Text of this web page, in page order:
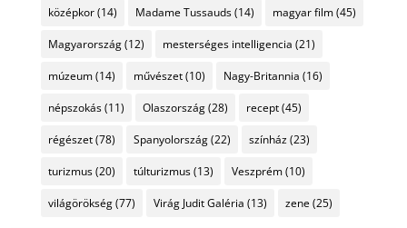
középkor(14) Madame Tussauds(14) magyar film(45)
Magyarország(12) mesterséges intelligencia (21)
múzeum(14) művészet(10) Nagy-Britannia (16)
népszokás(11) Olaszország(28) recept(45)
régészet(78) Spanyolország(22) színház(23)
turizmus(20) túlturizmus(13) Veszprém(10)
világörökség(77) Virág Judit Galéria (13) zene (25)